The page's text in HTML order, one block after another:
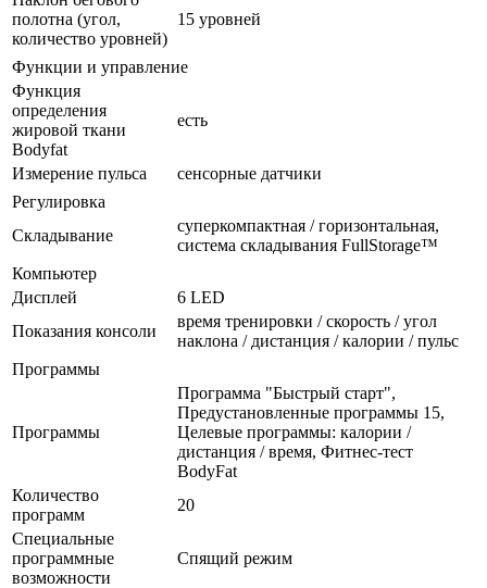
полотна (угол,
количество уровней)
15 уровней
Функции и управление
Функция
определения
жировой ткани
Bodyfat
есть
Измерение пульса
сенсорные датчики
Регулировка
Складывание
суперкомпактная / горизонтальная,
система складывания FullStorage™
Компьютер
Дисплей
6 LED
Показания консоли
время тренировки / скорость / угол
наклона / дистанция / калории / пульс
Программы
Программы
Программа "Быстрый старт",
Предустановленные программы 15,
Целевые программы: калории /
дистанция / время, Фитнес-тест
BodyFat
Количество
программ
20
Специальные
программные
возможности
Спящий режим